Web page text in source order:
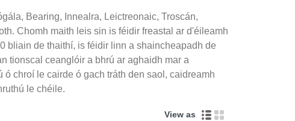
Bearing, Innealra, Leictreonaic, Troscán,
Chomh maith leis sin is féidir freastal ar d'éileamh
bliain de thaithí, is féidir linn a shaincheapadh de
tionscal ceanglóir a bhrú ar aghaidh mar a
chroí le cairde ó gach tráth den saol, caidreamh
le chéile.
View as